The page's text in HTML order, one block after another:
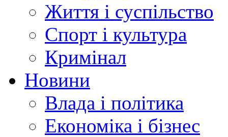
Життя і суспільство
Спорт і культура
Кримінал
Новини
Влада і політика
Економіка і бізнес